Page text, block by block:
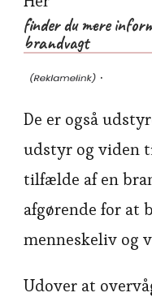
finder du mere
brandvagt
.
De er også
udstyr og viden
tilfælde af en
afgørende for at
menneskeliv og
Udover at